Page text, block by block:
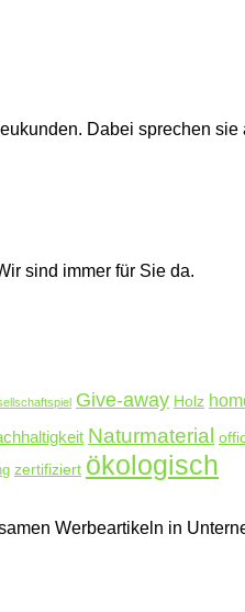
Dabei sprechen
sind immer für Sie da.
Give-away Holz
Naturmaterial
zertifiziert ökologisch
Werbeartikeln in